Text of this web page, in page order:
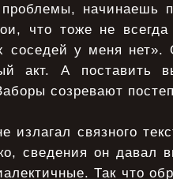
проблемы, начинаешь
что тоже не
соседей у меня нет».
акт. А поставить
созpевают
излагал связного
сведения он давал
Так что